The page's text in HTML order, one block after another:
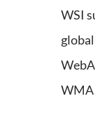
WSI
WMA